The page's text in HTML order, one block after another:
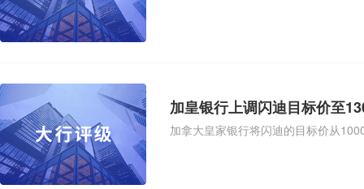
加皇银行上调闪迪目标价至
加拿大皇家银行将闪迪的目标价从